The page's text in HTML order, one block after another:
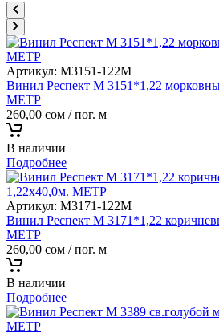
Артикул: M3151-122M
Винил Респект M 3151*1,22
МЕТР
260,00 сом / пог. м
В наличии
Подробнее
Артикул: M3171-122M
Винил Респект M 3171*1,22
МЕТР
260,00 сом / пог. м
В наличии
Подробнее